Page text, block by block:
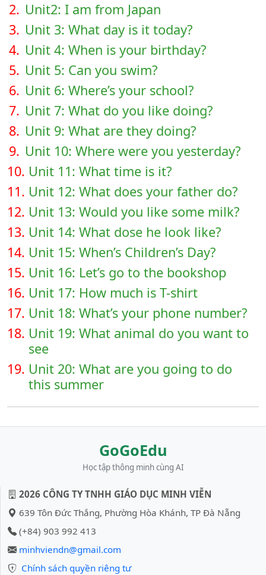
2. Unit2: I am from Japan
3. Unit 3: What day is it today?
4. Unit 4: When is your birthday?
5. Unit 5: Can you swim?
6. Unit 6: Where’s your school?
7. Unit 7: What do you like doing?
8. Unit 9: What are they doing?
9. Unit 10: Where were you yesterday?
10. Unit 11: What time is it?
11. Unit 12: What does your father do?
12. Unit 13: Would you like some milk?
13. Unit 14: What dose he look like?
14. Unit 15: When’s Children’s Day?
15. Unit 16: Let’s go to the bookshop
16. Unit 17: How much is T-shirt
17. Unit 18: What’s your phone number?
18. Unit 19: What animal do you want to
see
19. Unit 20: What are you going to do
this summer
GoGoEdu
Học tập thông minh cùng AI
2026 CÔNG TY TNHH GIÁO DỤC MINH VIỄN
639 Tôn Đức Thắng, Phường Hòa Khánh, TP Đà Nẵng
(+84) 903 992 413
minhviendn@gmail.com
Chính sách quyền riêng tư